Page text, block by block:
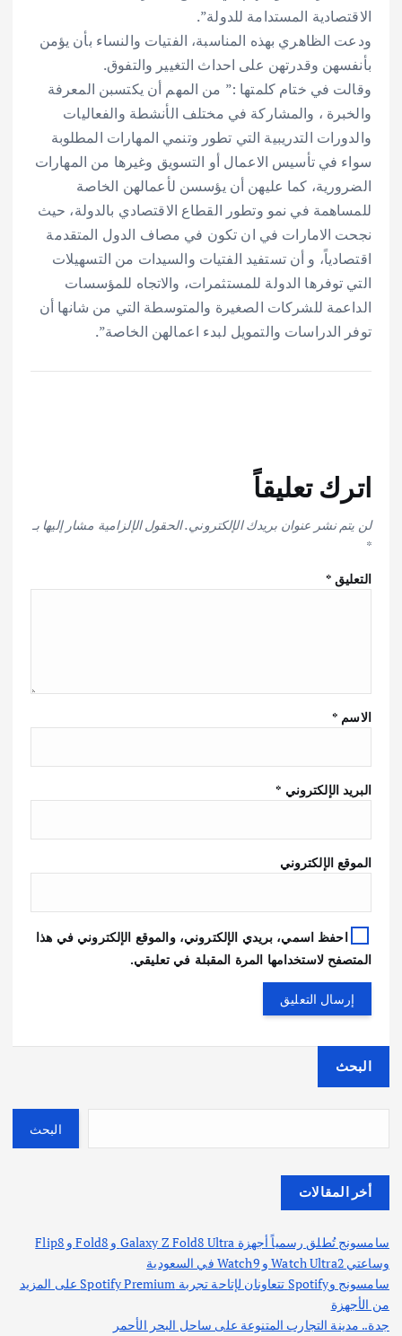
الاقتصادية المستدامة للدولة”.
ودعت الظاهري بهذه المناسبة، الفتيات والنساء بأن يؤمن
بأنفسهن وقدرتهن على احداث التغيير والتفوق.
وقالت في ختام كلمتها :” من المهم أن يكتسبن المعرفة
والخبرة ، والمشاركة في مختلف الأنشطة والفعاليات
والدورات التدريبية التي تطور وتنمي المهارات المطلوبة
سواء في تأسيس الاعمال أو التسويق وغيرها من المهارات
الضرورية، كما عليهن أن يؤسسن لأعمالهن الخاصة
للمساهمة في نمو وتطور القطاع الاقتصادي بالدولة، حيث
نجحت الامارات في ان تكون في مصاف الدول المتقدمة
اقتصادياً، و أن تستفيد الفتيات والسيدات من التسهيلات
التي توفرها الدولة للمستثمرات، والاتجاه للمؤسسات
الداعمة للشركات الصغيرة والمتوسطة التي من شانها أن
توفر الدراسات والتمويل لبدء اعمالهن الخاصة”.
اترك تعليقاً
لن يتم نشر عنوان بريدك الإلكتروني.الحقول الإلزامية مشار إليها بـ
*
التعليق*
الاسم *
البريد الإلكتروني *
الموقع الإلكتروني
احفظ اسمي، بريدي الإلكتروني، والموقع الإلكتروني في هذا
المتصفح لاستخدامها المرة المقبلة في تعليقي.
البحث
البحث
أخر المقالات
سامسونج تُطلق رسمياً أجهزة Galaxy Z Fold8 Ultra و Fold8 و Flip8
وساعتي Watch Ultra2 و Watch9 في السعودية
سامسونج وSpotify تتعاونان لإتاحة تجربة Spotify Premium على المزيد
من الأجهزة
جدة.. مدينة التجارب المتنوعة على ساحل البحر الأحمر